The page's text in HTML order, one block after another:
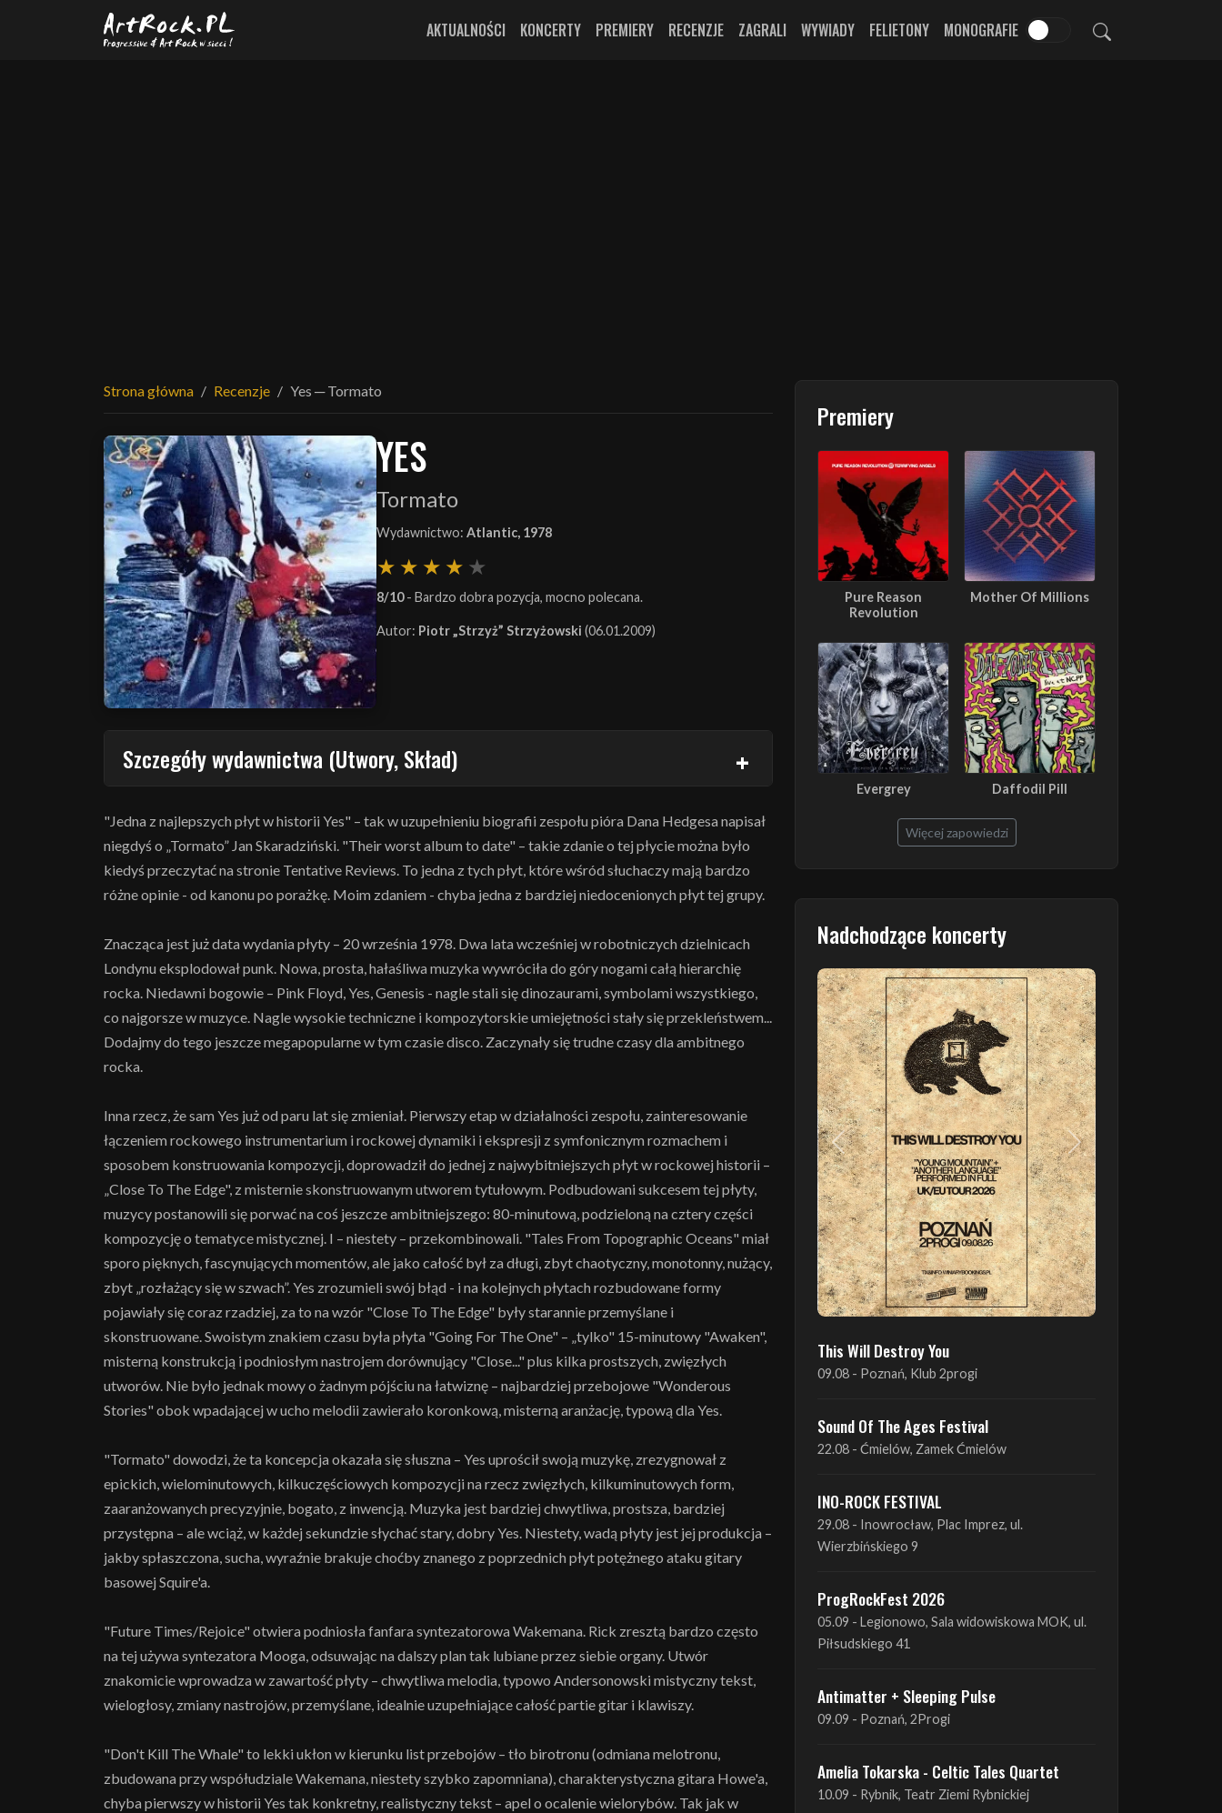
Przejdź do treści głównej
AKTUALNOŚCI KONCERTY PREMIERY RECENZJE ZAGRALI WYWIADY FELIETONY MONOGRAFIE
Strona główna Recenzje Yes ─ Tormato
YES
Tormato
Wydawnictwo: Atlantic, 1978
8/10- Bardzo dobra pozycja, mocno polecana.
Autor: Piotr „Strzyż” Strzyżowski (06.01.2009)
Szczegóły wydawnictwa (Utwory, Skład)
"Jedna z najlepszych płyt w historii Yes" – tak w uzupełnieniu biografii zespołu pióra Dana Hedgesa napisał
niegdyś o „Tormato” Jan Skaradziński. "Their worst album to date" – takie zdanie o tej płycie można było
kiedyś przeczytać na stronie Tentative Reviews. To jedna z tych płyt, które wśród słuchaczy mają bardzo
różne opinie - od kanonu po porażkę. Moim zdaniem - chyba jedna z bardziej niedocenionych płyt tej grupy.
Znacząca jest już data wydania płyty – 20 września 1978. Dwa lata wcześniej w robotniczych dzielnicach
Londynu eksplodował punk. Nowa, prosta, hałaśliwa muzyka wywróciła do góry nogami całą hierarchię
rocka. Niedawni bogowie – Pink Floyd, Yes, Genesis - nagle stali się dinozaurami, symbolami wszystkiego,
co najgorsze w muzyce. Nagle wysokie techniczne i kompozytorskie umiejętności stały się przekleństwem...
Dodajmy do tego jeszcze megapopularne w tym czasie disco. Zaczynały się trudne czasy dla ambitnego
rocka.
Inna rzecz, że sam Yes już od paru lat się zmieniał. Pierwszy etap w działalności zespołu, zainteresowanie
łączeniem rockowego instrumentarium i rockowej dynamiki i ekspresji z symfonicznym rozmachem i
sposobem konstruowania kompozycji, doprowadził do jednej z najwybitniejszych płyt w rockowej historii –
„Close To The Edge", z misternie skonstruowanym utworem tytułowym. Podbudowani sukcesem tej płyty,
muzycy postanowili się porwać na coś jeszcze ambitniejszego: 80-minutową, podzieloną na cztery części
kompozycję o tematyce mistycznej. I – niestety – przekombinowali. "Tales From Topographic Oceans" miał
sporo pięknych, fascynujących momentów, ale jako całość był za długi, zbyt chaotyczny, monotonny, nużący,
zbyt „rozłażący się w szwach”. Yes zrozumieli swój błąd - i na kolejnych płytach rozbudowane formy
pojawiały się coraz rzadziej, za to na wzór "Close To The Edge" były starannie przemyślane i
skonstruowane. Swoistym znakiem czasu była płyta "Going For The One" – „tylko" 15-minutowy "Awaken",
misterną konstrukcją i podniosłym nastrojem dorównujący "Close..." plus kilka prostszych, zwięzłych
utworów. Nie było jednak mowy o żadnym pójściu na łatwiznę – najbardziej przebojowe "Wonderous
Stories" obok wpadającej w ucho melodii zawierało koronkową, misterną aranżację, typową dla Yes.
"Tormato" dowodzi, że ta koncepcja okazała się słuszna – Yes uprościł swoją muzykę, zrezygnował z
epickich, wielominutowych, kilkuczęściowych kompozycji na rzecz zwięzłych, kilkuminutowych form,
zaaranżowanych precyzyjnie, bogato, z inwencją. Muzyka jest bardziej chwytliwa, prostsza, bardziej
przystępna – ale wciąż, w każdej sekundzie słychać stary, dobry Yes. Niestety, wadą płyty jest jej produkcja –
jakby spłaszczona, sucha, wyraźnie brakuje choćby znanego z poprzednich płyt potężnego ataku gitary
basowej Squire'a.
"Future Times/Rejoice" otwiera podniosła fanfara syntezatorowa Wakemana. Rick zresztą bardzo często
na tej używa syntezatora Mooga, odsuwając na dalszy plan tak lubiane przez siebie organy. Utwór
znakomicie wprowadza w zawartość płyty – chwytliwa melodia, typowo Andersonowski mistyczny tekst,
wielogłosy, zmiany nastrojów, przemyślane, idealnie uzupełniające całość partie gitar i klawiszy.
"Don't Kill The Whale" to lekki ukłon w kierunku list przebojów – tło birotronu (odmiana melotronu,
zbudowana przy współudziale Wakemana, niestety szybko zapomniana), charakterystyczna gitara Howe'a,
chyba pierwszy w historii Yes tak konkretny, realistyczny tekst – apel o ocalenie wielorybów. Tak jak w
Premiery
Pure Reason
Revolution
Mother Of Millions
Evergrey Daffodil Pill
Więcej zapowiedzi
Nadchodzące koncerty
Poprzedni Następny
This Will Destroy You
09.08 - Poznań, Klub 2progi
Sound Of The Ages Festival
22.08 - Ćmielów, Zamek Ćmielów
INO-ROCK FESTIVAL
29.08 - Inowrocław, Plac Imprez, ul.
ProgRockFest 2026
05.09 - Legionowo, Sala widowiskowa MOK, ul.
Antimatter + Sleeping Pulse
09.09 - Poznań, 2Progi
Amelia Tokarska - Celtic Tales Quartet
10.09 - Rybnik, Teatr Ziemi Rybnickiej
Antimatter + Sleeping Pulse
10.09 - Gdańsk, Drizzly Grizzly